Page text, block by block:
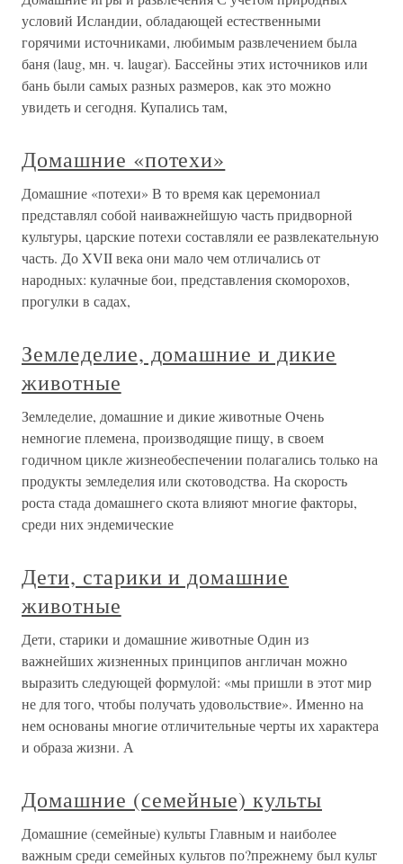
условий Исландии, обладающей естественными
горячими источниками, любимым развлечением была
баня (laug, мн. ч. laugar). Бассейны этих источников или
бань были самых разных размеров, как это можно
увидеть и сегодня. Купались там,
Домашние «потехи»
Домашние «потехи» В то время как церемониал
представлял собой наиважнейшую часть придворной
культуры, царские потехи составляли ее развлекательную
часть. До XVII века они мало чем отличались от
народных: кулачные бои, представления скоморохов,
прогулки в садах,
Земледелие, домашние и дикие
животные
Земледелие, домашние и дикие животные Очень
немногие племена, производящие пищу, в своем
годичном цикле жизнеобеспечении полагались только на
продукты земледелия или скотоводства. На скорость
роста стада домашнего скота влияют многие факторы,
среди них эндемические
Дети, старики и домашние
животные
Дети, старики и домашние животные Один из
важнейших жизненных принципов англичан можно
выразить следующей формулой: «мы пришли в этот мир
не для того, чтобы получать удовольствие». Именно на
нем основаны многие отличительные черты их характера
и образа жизни. А
Домашние (семейные) культы
Домашние (семейные) культы Главным и наиболее
важным среди семейных культов по?прежнему был культ